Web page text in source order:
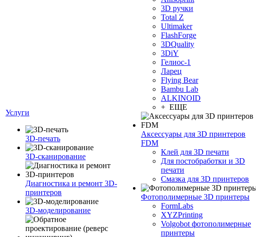
Услуги
3D-печать
3D-сканирование
Диагностика и ремонт 3D-
принтеров
3D-моделирование
3D ручки
Total Z
Ultimaker
FlashForge
3DQuality
3DiY
Гелиос-1
Ларец
Flying Bear
Bambu Lab
ALKINOID
+ ЕЩЕ
Аксессуары для 3D принтеров
FDM
Клей для 3D печати
Для постобработки и 3D
печати
Смазка для 3D принтеров
Фотополимерные 3D принтеры
FormLabs
XYZPrinting
Volgobot фотополимерные
принтеры